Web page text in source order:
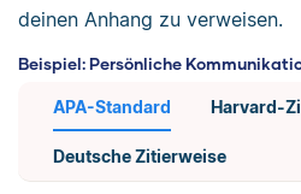
deinen Anhang zu verweisen.
Beispiel: Persönliche
APA-Standard Harvard-
Deutsche Zitierweise